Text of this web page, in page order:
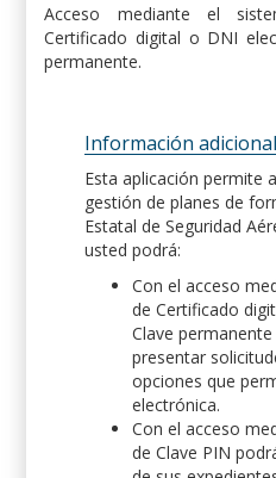
Acceso mediante el
Certificado digital o DNI
permanente.
Información adicional
Esta aplicación permite
gestión de planes de
Estatal de Seguridad
usted podrá:
Con el acceso
de Certificado
Clave
presentar
opciones que
electrónica.
Con el acceso
de Clave PIN